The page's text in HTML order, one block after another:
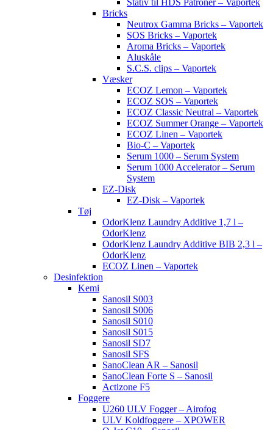
Stativ til HDS Patroner – Vaportek
Bricks
Neutrox Gamma Bricks – Vaportek
SOS Bricks – Vaportek
Aroma Bricks – Vaportek
Aluskåle
S.C.S. clips – Vaportek
Væsker
ECOZ Lemon – Vaportek
ECOZ SOS – Vaportek
ECOZ Classic Neutral – Vaportek
ECOZ Summer Orange – Vaportek
ECOZ Linen – Vaportek
Bio-C – Vaportek
Serum 1000 – Serum System
Serum 1000 Accelerator – Serum
System
EZ-Disk
EZ-Disk – Vaportek
Tøj
OdorKlenz Laundry Additive 1,7 l –
OdorKlenz
OdorKlenz Laundry Additive BIB 2,3 l –
OdorKlenz
ECOZ Linen – Vaportek
Desinfektion
Kemi
Sanosil S003
Sanosil S006
Sanosil S010
Sanosil S015
Sanosil SD7
Sanosil SFS
SanoClean AR – Sanosil
SanoClean Forte S – Sanosil
Actizone F5
Foggere
U260 ULV Fogger – Airofog
ULV Koldfoggere – XPOWER